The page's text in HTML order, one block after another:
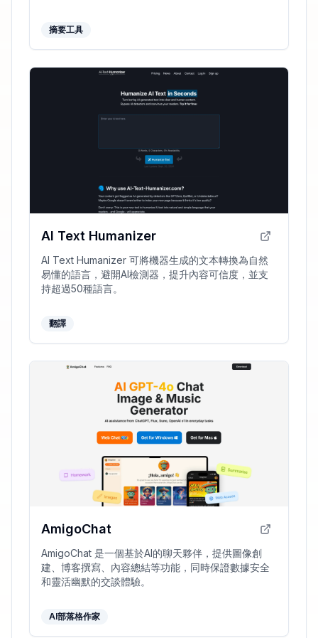
摘要工具
AI Text Humanizer
AI Text Humanizer 可將機器生成的文本轉換為自然
易懂的語言，避開AI檢測器，提升內容可信度，並支
持超過50種語言。
翻譯
AmigoChat
AmigoChat 是一個基於AI的聊天夥伴，提供圖像創
建、博客撰寫、內容總結等功能，同時保證數據安全
和靈活幽默的交談體驗。
AI部落格作家